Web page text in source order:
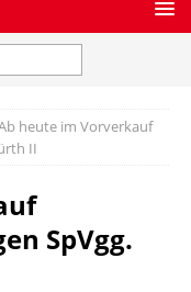
heute im Vorverkauf
II
SpVgg.